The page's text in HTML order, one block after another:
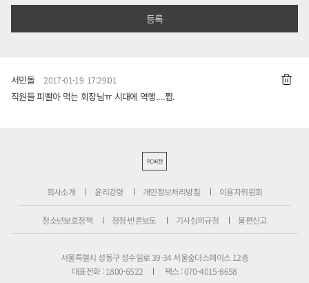
서민돌 2017-01-19 17:29:01
직원들 피빨아 먹는 회장님ㅠ 시대에 역행....쩝.
PC버전
회사소개 윤리강령 개인정보처리방침 이용자위원회
청소년보호정책 정정·반론보도 기사심의규정 불편신고
서울특별시 성동구 성수일로 39-34 서울숲더스페이스 12층
대표전화 : 1800-6522
팩스 : 070-4015-8658